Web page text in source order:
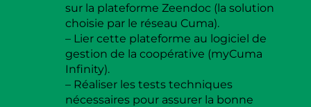
sur la plateforme Zeendoc (la solution
choisie par le réseau Cuma).
– Lier cette plateforme au logiciel de
gestion de la coopérative (myCuma
Infinity).
– Réaliser les tests techniques
nécessaires pour assurer la bonne